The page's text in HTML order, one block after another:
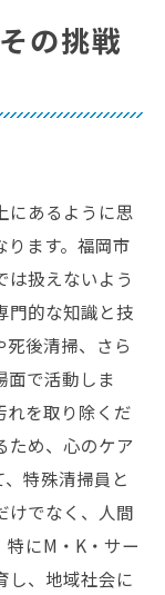
の挑戦
にあるように思
ります。福岡市
は扱えないよう
門的な知識と技
後清掃、さら
面で活動しま
れを取り除くだ
ため、心のケア
特殊清掃員と
けでなく、人間
特にM・K・サー
し、地域社会に